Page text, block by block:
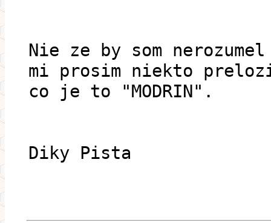
Nie ze by som
mi prosim niekto
co je to "MODRIN".
Diky Pista